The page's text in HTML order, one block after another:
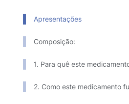
Apresentações
Composição:
1. Para quê este
2. Como este medicamento